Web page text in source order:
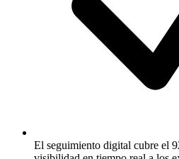
El seguimiento digital cubre el